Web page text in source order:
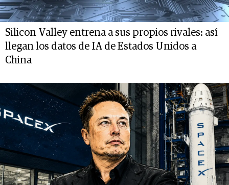
Silicon Valley entrena a sus propios rivales: así
llegan los datos de IA de Estados Unidos a
China